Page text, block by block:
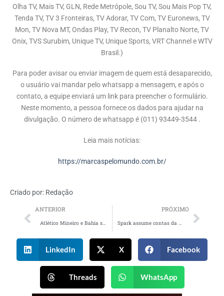
Olha TV, Mais TV, GLN, Rede Metrópole, Sou TV, Sou Mais Pop TV,
Tenda TV, TV 3 Fronteiras, TV Adorar, TV Com, TV Euronews, TV
Mon, TV Nova MT, Ondas Play, TV Recon, TV Planalto Norte, TV
Onix, TVS Surubim, Unique TV, Unique Sports, VRT Channel e WTV
Brasil.)
Para poder avisar ou enviar imagem de quem está desaparecido,
o usuário vai mandar pelo whatsapp a mensagem, e após o
contato, a equipe enviará um link para preencher o formulário.
Neste momento, a pessoa fornece os dados para ajudar na
divulgação. O número de whatsapp é (011) 93449-3544 .
Leia mais notícias:
https://marcaspelomundo.com.br/
Criado por: Redação
ANTERIOR PRÓXIMO
LinkedIn X Facebook
Threads WhatsApp